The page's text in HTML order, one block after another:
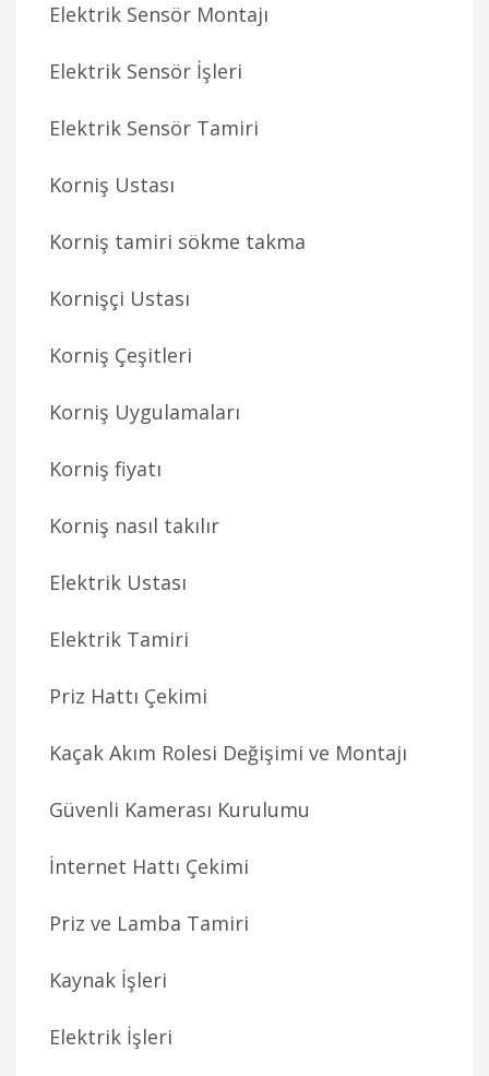
Elektrik Sensör Montajı
Elektrik Sensör İşleri
Elektrik Sensör Tamiri
Korniş Ustası
Korniş tamiri sökme takma
Kornişçi Ustası
Korniş Çeşitleri
Korniş Uygulamaları
Korniş fiyatı
Korniş nasıl takılır
Elektrik Ustası
Elektrik Tamiri
Priz Hattı Çekimi
Kaçak Akım Rolesi Değişimi ve Montajı
Güvenli Kamerası Kurulumu
İnternet Hattı Çekimi
Priz ve Lamba Tamiri
Kaynak İşleri
Elektrik İşleri